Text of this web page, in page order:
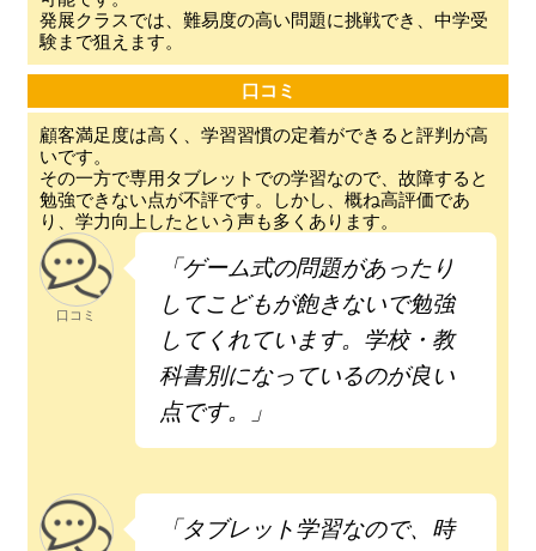
発展クラスでは、難易度の高い問題に挑戦でき、中学受
験まで狙えます。
口コミ
顧客満足度は高く、学習習慣の定着ができると評判が高
いです。
その一方で専用タブレットでの学習なので、故障すると
勉強できない点が不評です。しかし、概ね高評価であ
り、学力向上したという声も多くあります。
口コミ
「ゲーム式の問題があったり
してこどもが飽きないで勉強
してくれています。学校・教
科書別になっているのが良い
点です。」
「タブレット学習なので、時